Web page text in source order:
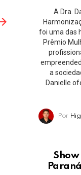
A Dra.
foi uma das
Prêmio
a
Danielle
Por